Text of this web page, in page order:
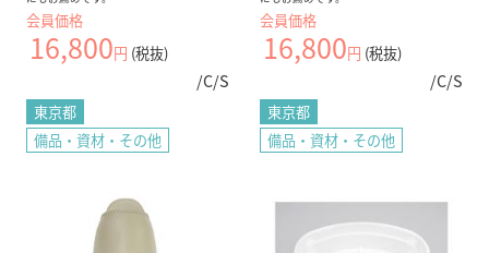
会員価格
16,800円 (税抜)
/C/S
東京都
備品・資材・その他
会員価格
16,800円 (税抜)
/C/S
東京都
備品・資材・その他